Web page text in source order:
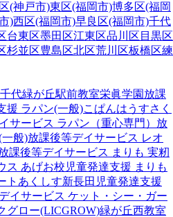
(神戸市)東区(福岡市)博多区(福岡
)西区(福岡市)早良区(福岡市)千代
台東区墨田区江東区品川区 目黒区
杉並区豊島区北区荒川区板橋区練
代緑が丘駅前教室栄眞学園放課
援 ラパン(一般)こぱんはうすさく
サービス ラパン（重心専門） 放
般)放課後等デイサービス レオ
課後等デイサービス まりも 実籾
ス あげお校 児童発達支援 まりも
トあくしす新長田 児童発達支援
イサービス ケット・シー・ガー
グロー(LICGROW)緑が丘西教室